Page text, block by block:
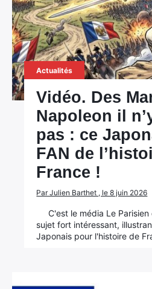
Actualités
Vidéo. Des
Napoleon il
pas : ce
FAN de
France !
Par Julien Barthet , le 8 juin 2026
C'est le média Le
sujet fort intéressant,
Japonais pour l'histoire de